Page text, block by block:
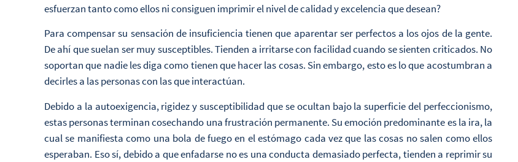
esfuerzan tanto como ellos ni consiguen imprimir el nivel de calidad y excelencia que desean?
Para compensar su sensación de insuficiencia tienen que aparentar ser perfectos a los ojos de la gente.
De ahí que suelan ser muy susceptibles. Tienden a irritarse con facilidad cuando se sienten criticados. No
soportan que nadie les diga como tienen que hacer las cosas. Sin embargo, esto es lo que acostumbran a
decirles a las personas con las que interactúan.
Debido a la autoexigencia, rigidez y susceptibilidad que se ocultan bajo la superficie del perfeccionismo,
estas personas terminan cosechando una frustración permanente. Su emoción predominante es la ira, la
cual se manifiesta como una bola de fuego en el estómago cada vez que las cosas no salen como ellos
esperaban. Eso sí, debido a que enfadarse no es una conducta demasiado perfecta, tienden a reprimir su